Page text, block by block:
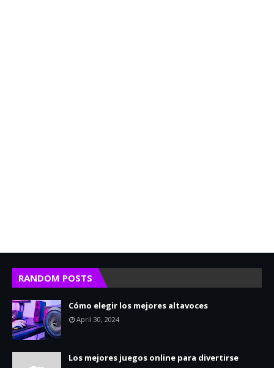
RANDOM POSTS
Cómo elegir los mejores altavoces
April 30, 2024
Los mejores juegos online para divertirse